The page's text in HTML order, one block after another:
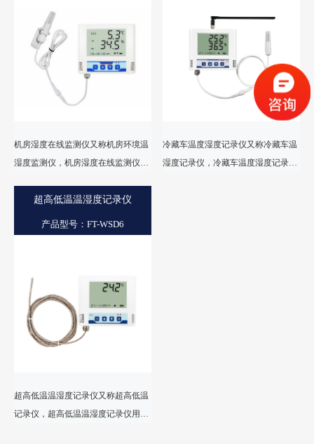
机房湿度在线监测仪又称机房环境温
湿度监测仪，机房湿度在线监测仪是
高精度、大容量存储的温湿度记录仪
冷藏车温度湿度记录仪又称冷藏车温
湿度记录仪，冷藏车温度湿度记录仪
超高低温温湿度记录仪
产品型号：FT-WSD6
超高低温温湿度记录仪又称超高低温
记录仪，超高低温温湿度记录仪用于